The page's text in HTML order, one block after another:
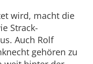
wird, macht die
Strack-
Auch Rolf
gehören zu